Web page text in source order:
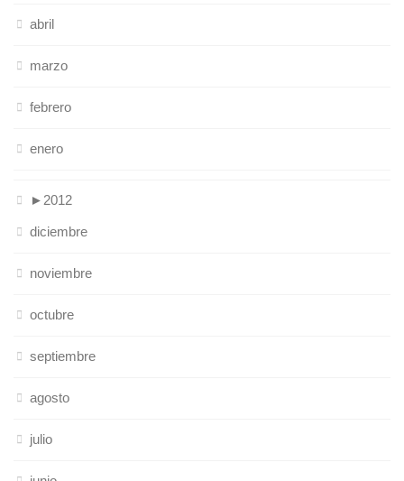
abril
marzo
febrero
enero
► 2012
diciembre
noviembre
octubre
septiembre
agosto
julio